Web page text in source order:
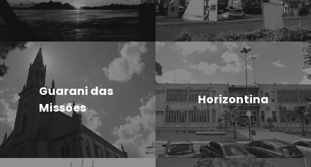
Guarani das
Missões
Horizontina